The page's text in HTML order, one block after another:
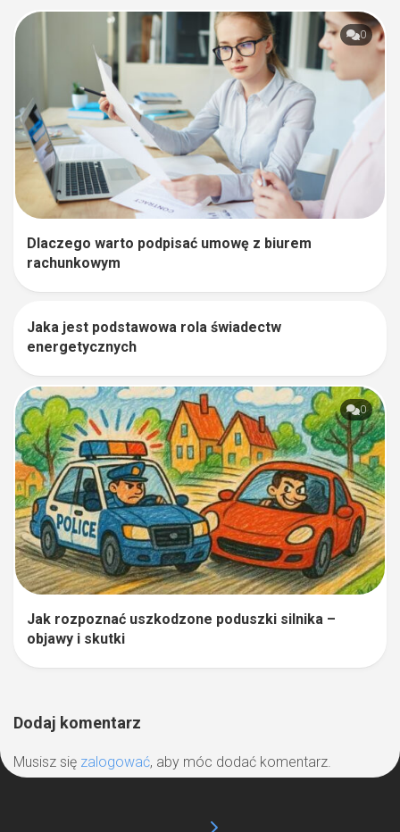
0
Dlaczego warto podpisać umowę z biurem
rachunkowym
Jaka jest podstawowa rola świadectw
energetycznych
0
Jak rozpoznać uszkodzone poduszki silnika –
objawy i skutki
Dodaj komentarz
Musisz się zalogować, aby móc dodać komentarz.